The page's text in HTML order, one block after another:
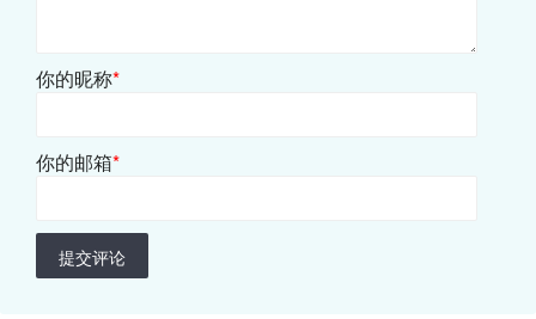
你的昵称*
你的邮箱*
提交评论